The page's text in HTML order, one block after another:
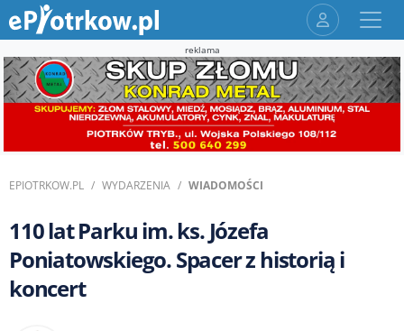
reklama
EPIOTRKOW.PL WYDARZENIA WIADOMOŚCI
110 lat Parku im. ks. Józefa
Poniatowskiego. Spacer z historią i
koncert